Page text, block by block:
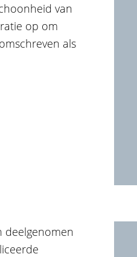
van
op om
als
deelgenomen